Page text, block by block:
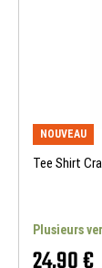
NOUVEAU
Tee Shirt
Plusieurs